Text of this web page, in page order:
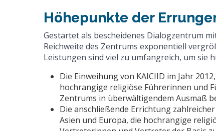
Höhepunkte der
Gestartet als bescheidenes Dialogzentrum
Reichweite des Zentrums exponentiell
Leistungen sind viel zu umfangreich, um sie
Die Einweihung von KAICIID im Jahr
hochrangige religiöse Führerinnen und
Zentrums in überwältigendem Ausmaß
Die anschließende Errichtung
Asien und Europa, die hochrangige